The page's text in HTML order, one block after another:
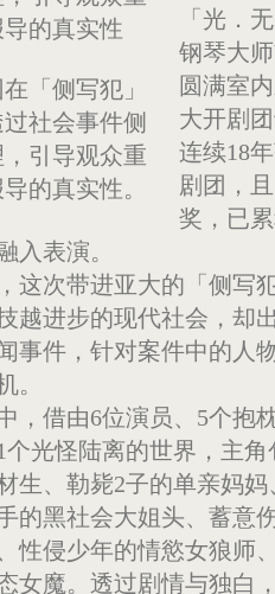
「侧写犯」
社会事件侧
引导观众重
的真实性。
「光．
钢琴大
圆满室
大开剧
连续18
剧团，
奖，已
入表演。
这次带进亚大的「侧写
越进步的现代社会，却
事件，针对案件中的人
。
，借由6位演员、5个抱
光怪陆离的世界，主角
生、勒毙2子的单亲妈妈
的黑社会大姐头、蓄意
性侵少年的情慾女狼师
女魔。透过剧情与独白